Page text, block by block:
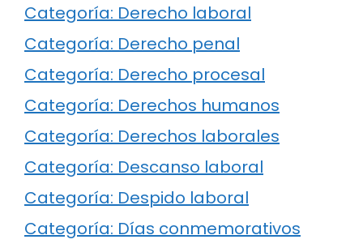
Categoría: Derecho laboral
Categoría: Derecho penal
Categoría: Derecho procesal
Categoría: Derechos humanos
Categoría: Derechos laborales
Categoría: Descanso laboral
Categoría: Despido laboral
Categoría: Días conmemorativos